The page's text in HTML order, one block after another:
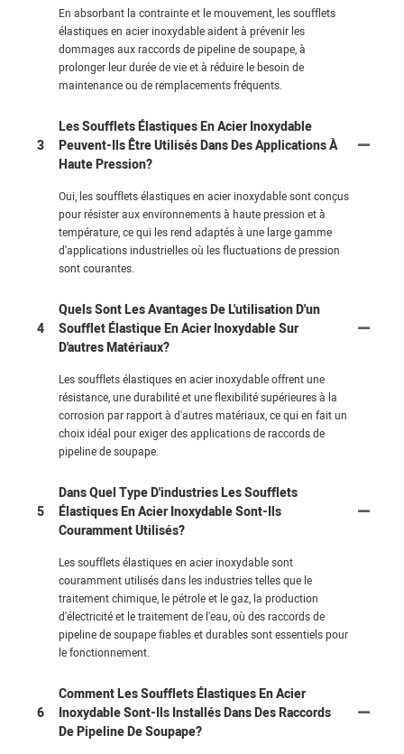
En absorbant la contrainte et le mouvement, les soufflets
élastiques en acier inoxydable aident à prévenir les
dommages aux raccords de pipeline de soupape, à
prolonger leur durée de vie et à réduire le besoin de
maintenance ou de remplacements fréquents.
3
Les Soufflets Élastiques En Acier Inoxydable
Peuvent-Ils Être Utilisés Dans Des Applications À
Haute Pression?
Oui, les soufflets élastiques en acier inoxydable sont conçus
pour résister aux environnements à haute pression et à
température, ce qui les rend adaptés à une large gamme
d'applications industrielles où les fluctuations de pression
sont courantes.
4
Quels Sont Les Avantages De L'utilisation D'un
Soufflet Élastique En Acier Inoxydable Sur
D'autres Matériaux?
Les soufflets élastiques en acier inoxydable offrent une
résistance, une durabilité et une flexibilité supérieures à la
corrosion par rapport à d'autres matériaux, ce qui en fait un
choix idéal pour exiger des applications de raccords de
pipeline de soupape.
5
Dans Quel Type D'industries Les Soufflets
Élastiques En Acier Inoxydable Sont-Ils
Couramment Utilisés?
Les soufflets élastiques en acier inoxydable sont
couramment utilisés dans les industries telles que le
traitement chimique, le pétrole et le gaz, la production
d'électricité et le traitement de l'eau, où des raccords de
pipeline de soupape fiables et durables sont essentiels pour
le fonctionnement.
6
Comment Les Soufflets Élastiques En Acier
Inoxydable Sont-Ils Installés Dans Des Raccords
De Pipeline De Soupape?